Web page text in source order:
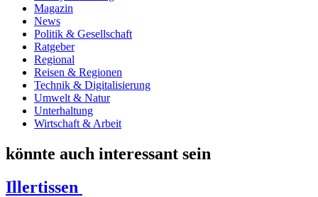
Magazin
News
Politik & Gesellschaft
Ratgeber
Regional
Reisen & Regionen
Technik & Digitalisierung
Umwelt & Natur
Unterhaltung
Wirtschaft & Arbeit
könnte auch interessant sein
Illertissen